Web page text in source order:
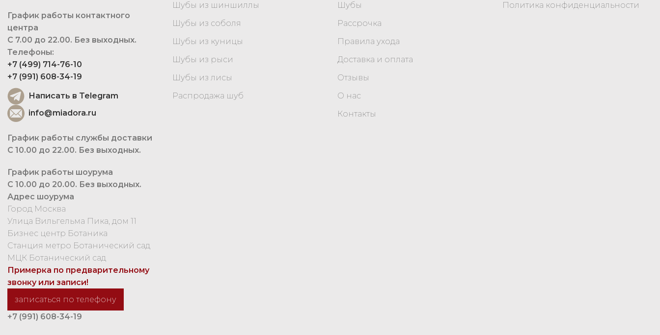
График работы контактного
центра
С 7.00 до 22.00. Без выходных.
Телефоны:
+7 (499) 714-76-10
+7 (991) 608-34-19
Написать в Telegram
info@miadora.ru
График работы службы доставки
С 10.00 до 22.00. Без выходных.
График работы шоурума
С 10.00 до 20.00. Без выходных.
Адрес шоурума
Город Москва
Улица Вильгельма Пика, дом 11
Бизнес центр Ботаника
Станция метро Ботанический сад
МЦК Ботанический сад
Примерка по предварительному
звонку или записи!
записаться по телефону
+7 (991) 608-34-19
Шубы из шиншиллы
Шубы из соболя
Шубы из куницы
Шубы из рыси
Шубы из лисы
Распродажа шуб
Шубы
Рассрочка
Правила ухода
Доставка и оплата
Отзывы
О нас
Контакты
Политика конфиденциальности